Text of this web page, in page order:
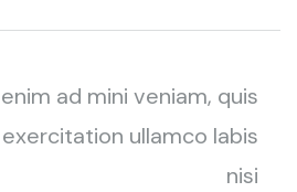
ad mini veniam, quis
ullamco labis
nisi